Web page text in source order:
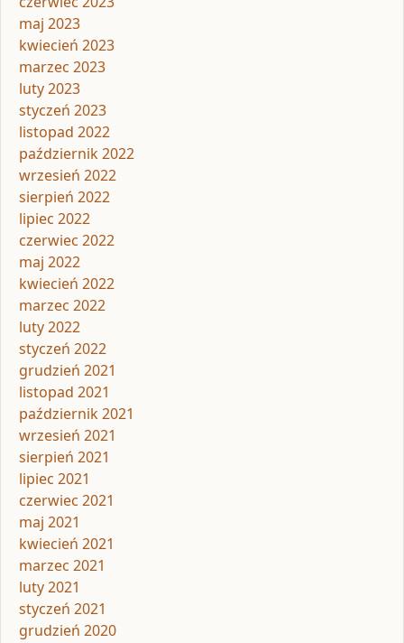
maj 2023
kwiecień 2023
marzec 2023
luty 2023
styczeń 2023
listopad 2022
październik 2022
wrzesień 2022
sierpień 2022
lipiec 2022
czerwiec 2022
maj 2022
kwiecień 2022
marzec 2022
luty 2022
styczeń 2022
grudzień 2021
listopad 2021
październik 2021
wrzesień 2021
sierpień 2021
lipiec 2021
czerwiec 2021
maj 2021
kwiecień 2021
marzec 2021
luty 2021
styczeń 2021
grudzień 2020